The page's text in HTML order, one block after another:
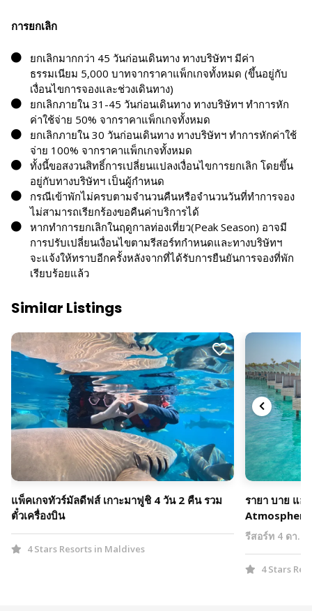
การยกเลิก
ยกเลิกมากกว่า 45 วันก่อนเดินทาง ทางบริษัทฯ มีค่า
ธรรมเนียม 5,000 บาทจากราคาแพ็กเกจทั้งหมด (ขึ้นอยู่กับ
เงื่อนไขการจองและช่วงเดินทาง)
ยกเลิกภายใน 31-45 วันก่อนเดินทาง ทางบริษัทฯ ทำการหัก
ค่าใช้จ่าย 50% จากราคาแพ็กเกจทั้งหมด
ยกเลิกภายใน 30 วันก่อนเดินทาง ทางบริษัทฯ ทำการหักค่าใช้
จ่าย 100% จากราคาแพ็กเกจทั้งหมด
ทั้งนี้ขอสงวนสิทธิ์การเปลี่ยนแปลงเงื่อนไขการยกเลิก โดยขึ้น
อยู่กับทางบริษัทฯ เป็นผู้กำหนด
กรณีเข้าพักไม่ครบตามจำนวนคืนหรือจำนวนวันที่ทำการจอง
ไม่สามารถเรียกร้องขอคืนค่าบริการได้
หากทำการยกเลิกในฤดูกาลท่องเที่ยว(Peak Season) อาจมี
การปรับเปลี่ยนเงื่อนไขตามรีสอร์ทกำหนดและทางบริษัทฯ
จะแจ้งให้ทราบอีกครั้งหลังจากที่ได้รับการยืนยันการจองที่พัก
เรียบร้อยแล้ว
Similar Listings
แพ็คเกจทัวร์มัลดีฟส์ เกาะมาฟูชิ 4 วัน 2 คืน รวม
ตั๋วเครื่องบิน
4 Stars Resorts in Maldives
รายา บาย แอ
รีสอร์ท 4 ดา…
4 Stars